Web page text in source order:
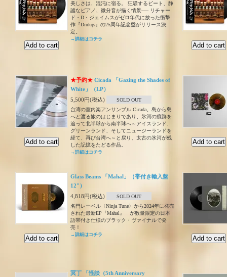
美しさは、混沌に宿る。 狂騒するビート、静
謐なピアノ、微分音が描く情景── リチャー
ド・D・ジェイムスがゼロ年代に放った衝撃
作『Drukqs』の25周年記念盤がリリース決
定。
→詳細はコチラ
★予約★ Cicada 「Gazing the Shades of
White」（LP）
5,500円(税込)
SOLD OUT
台湾の室内楽アンサンブル Cicada。島から島
へと渡る旅のはじまりであり、氷河の痕跡を
追って北半球から南半球へ～アイスランド、
グリーンランド、そしてニュージーランドを
経て、再び台湾へ～と戻り、太古の氷河が残
した記憶をたどる作品。
→詳細はコチラ
Glass Beams 「Mahal」（帯付き輸入盤
12"）
4,818円(税込)
SOLD OUT
名門レーベル〈Ninja Tune〉から2024年に発売
された最新EP『Mahal』 が数量限定の日本
語帯付き仕様のブラック・ヴァイナルで発
売！
→詳細はコチラ
冥丁 「怪談（5th Anniversary